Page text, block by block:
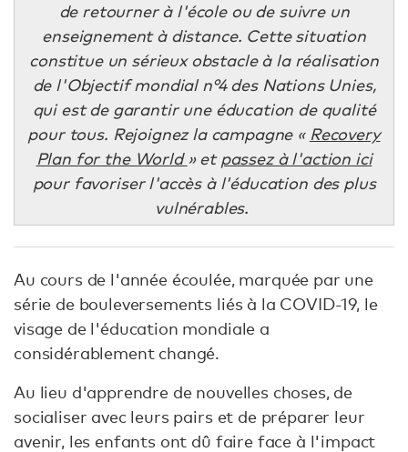
de retourner à l'école ou de suivre un
enseignement à distance. Cette situation
constitue un sérieux obstacle à la réalisation
de l'Objectif mondial n°4 des Nations Unies,
qui est de garantir une éducation de qualité
pour tous. Rejoignez la campagne « Recovery
Plan for the World » et passez à l'action ici
pour favoriser l'accès à l'éducation des plus
vulnérables.
Au cours de l'année écoulée, marquée par une
série de bouleversements liés à la COVID-19, le
visage de l'éducation mondiale a
considérablement changé.
Au lieu d'apprendre de nouvelles choses, de
socialiser avec leurs pairs et de préparer leur
avenir, les enfants ont dû faire face à l'impact